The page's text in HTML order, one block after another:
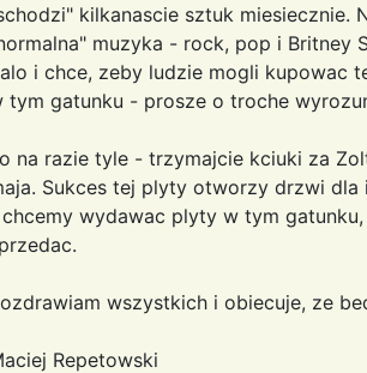
kilkanascie sztuk miesiecznie.
muzyka - rock, pop i Britney
i chce, zeby ludzie mogli kupowac
tym gatunku - prosze o troche
na razie tyle - trzymajcie kciuki za
Sukces tej plyty otworzy drzwi
wydawac plyty w tym
wszystkich i obiecuje, ze
Repetowski